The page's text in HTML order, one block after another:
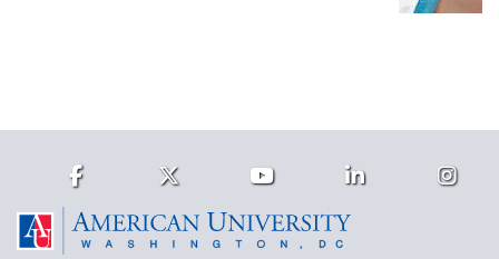
FacebookTwitter Youtube LinkedIn